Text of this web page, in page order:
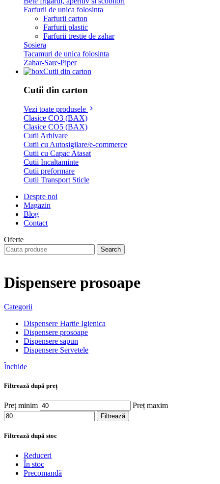
Farfurii de unica folosinta
Farfurii carton
Farfurii plastic
Farfurii trestie de zahar
Sosiera
Tacamuri de unica folosinta
Zahar-Sare-Piper
Cutii din carton
Cutii din carton
Vezi toate produsele
Clasice CO3 (BAX)
Clasice CO5 (BAX)
Cutii Arhivare
Cutii cu Autosigilare/e-commerce
Cutii cu Capac Atasat
Cutii Incaltaminte
Cutii preformare
Cutii Transport Sticle
Despre noi
Magazin
Blog
Contact
Oferte
Search
Dispensere prosoape
Categorii
Dispensere Hartie Igienica
Dispensere prosoape
Dispensere sapun
Dispensere Servetele
Închide
Filtrează după preț
Preț minim Preț maxim
Filtrează
Filtrează după stoc
Reduceri
În stoc
Precomandă